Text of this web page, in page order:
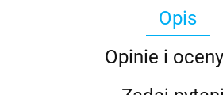
Opis
Opinie i